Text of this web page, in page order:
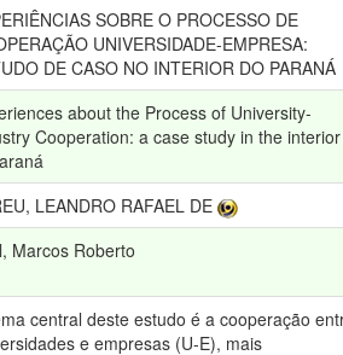
SOBRE O PROCESSO DE
UNIVERSIDADE-EMPRESA:
DE CASO NO INTERIOR DO PARANÁ
about the Process of University-
Cooperation: a case study in the interior
LEANDRO RAFAEL DE
Marcos Roberto
central deste estudo é a cooperação
e empresas (U-E), mais